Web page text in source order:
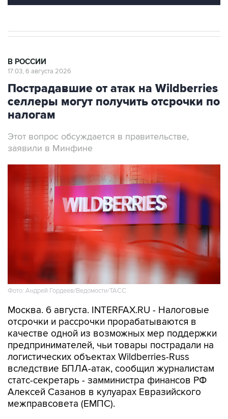
В РОССИИ
17:03, 6 августа 2026
Пострадавшие от атак на Wildberries
селлеры могут получить отсрочки по
налогам
Этот вопрос обсуждается в правительстве,
заявили в Минфине
Фото: Андрей Гордеев/Ведомости/ТАСС
Москва. 6 августа. INTERFAX.RU - Налоговые
отсрочки и рассрочки прорабатываются в
качестве одной из возможных мер поддержки
предпринимателей, чьи товары пострадали на
логистических объектах Wildberries-Russ
вследствие БПЛА-атак, сообщил журналистам
статс-секретарь - замминистра финансов РФ
Алексей Сазанов в кулуарах Евразийского
межправсовета (ЕМПС).